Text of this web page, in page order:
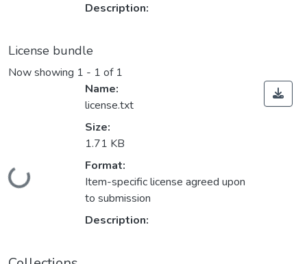
Description:
License bundle
Now showing 1 - 1 of 1
Loading...
Name:
license.txt
Size:
1.71 KB
Format:
Item-specific license agreed upon
to submission
Description: